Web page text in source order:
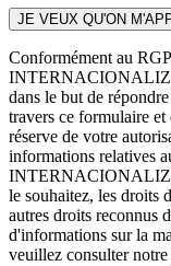
Conformément au
dans le but de
travers ce formulaire
réserve de votre
informations relatives
le souhaitez, les droits
autres droits reconnus
d'informations sur la
veuillez consulter